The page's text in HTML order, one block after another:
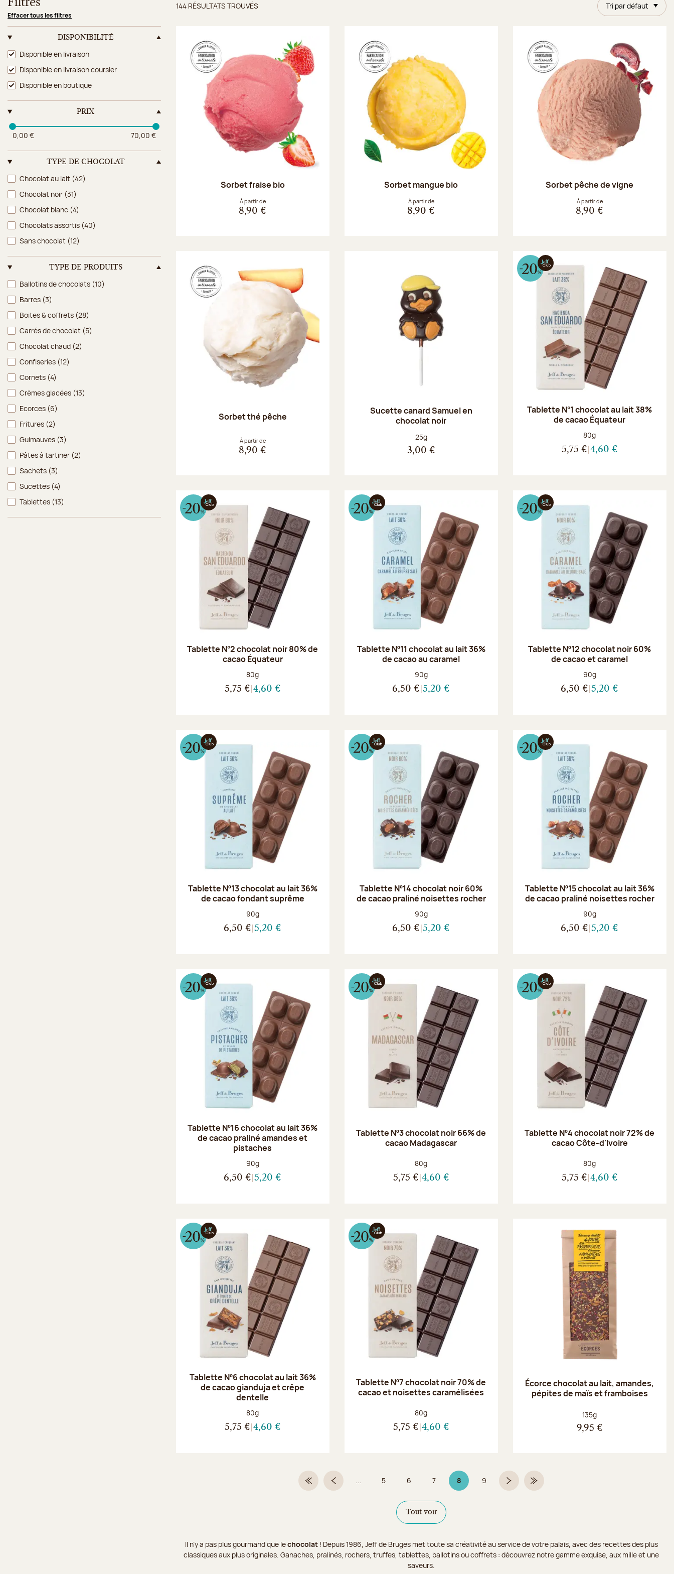
Filtres
Effacer tous les filtres
DISPONIBILITÉ
Disponibilité
Disponible en livraison
Disponible en livraison coursier
Disponible en boutique
PRIX
0,00 € 70,00 €
TYPE DE CHOCOLAT
Type de chocolat
Chocolat au lait (42)
Chocolat noir (31)
Chocolat blanc (4)
Chocolats assortis (40)
Sans chocolat (12)
TYPE DE PRODUITS
Type de produits
Ballotins de chocolats (10)
Barres (3)
Boites & coffrets (28)
Carrés de chocolat (5)
Chocolat chaud (2)
Confiseries (12)
Cornets (4)
Crèmes glacées (13)
Ecorces (6)
Fritures (2)
Guimauves (3)
Pâtes à tartiner (2)
Sachets (3)
Sucettes (4)
Tablettes (13)
Tri par défaut
Résultats trouvés
144 RÉSULTATS TROUVÉS
Sorbet fraise bio
À partir de
8,90 €
Sorbet mangue bio
À partir de
8,90 €
Sorbet pêche de vigne
À partir de
8,90 €
Sorbet thé pêche
À partir de
8,90 €
Sucette canard Samuel en
chocolat noir
Poids net :
25g
3,00 €
Tablette N°1 chocolat au lait 38%
de cacao Équateur
Poids net :
80g
5,75 € 4,60 €
Tablette N°2 chocolat noir 80% de
cacao Équateur
Poids net :
80g
5,75 € 4,60 €
Tablette Nº11 chocolat au lait 36%
de cacao au caramel
Poids net :
90g
6,50 € 5,20 €
Tablette Nº12 chocolat noir 60%
de cacao et caramel
Poids net :
90g
6,50 € 5,20 €
Tablette Nº13 chocolat au lait 36%
de cacao fondant suprême
Poids net :
90g
6,50 € 5,20 €
Tablette Nº14 chocolat noir 60%
de cacao praliné noisettes rocher
Poids net :
90g
6,50 € 5,20 €
Tablette Nº15 chocolat au lait 36%
de cacao praliné noisettes rocher
Poids net :
90g
6,50 € 5,20 €
Tablette Nº16 chocolat au lait 36%
de cacao praliné amandes et
pistaches
Poids net :
90g
6,50 € 5,20 €
Tablette Nº3 chocolat noir 66% de
cacao Madagascar
Poids net :
80g
5,75 € 4,60 €
Tablette Nº4 chocolat noir 72% de
cacao Côte-d'Ivoire
Poids net :
80g
5,75 € 4,60 €
Tablette Nº6 chocolat au lait 36%
de cacao gianduja et crêpe
dentelle
Poids net :
80g
5,75 € 4,60 €
Tablette Nº7 chocolat noir 70% de
cacao et noisettes caramélisées
Poids net :
80g
5,75 € 4,60 €
Écorce chocolat au lait, amandes,
pépites de maïs et framboises
Poids net :
135g
9,95 €
Première pagePage précédente
... Page
5 Page
6 Page
7 8Page 8 sur 9
Page
9 Page suivanteDernière page
Tout voir
Il n’y a pas plus gourmand que lechocolat! Depuis 1986, Jeff de Bruges met toute sa créativité au service de votre palais, avec des recettes des plus
classiques aux plus originales. Ganaches, pralinés, rochers, truffes, tablettes, ballotins ou coffrets : découvrez notre gamme exquise, aux mille et une
saveurs.